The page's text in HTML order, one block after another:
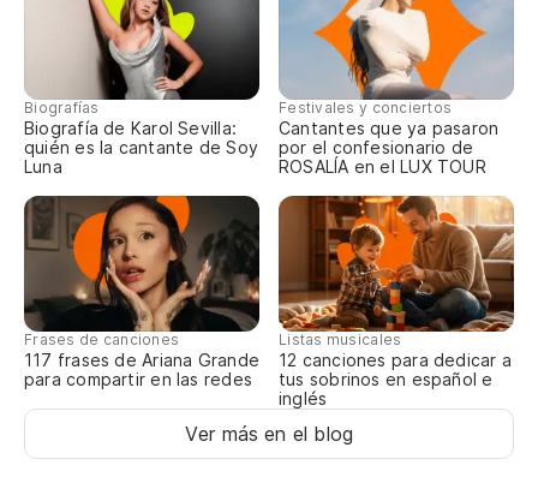
Biografías
Biografía de Karol Sevilla:
quién es la cantante de Soy
Luna
Festivales y conciertos
Cantantes que ya pasaron
por el confesionario de
ROSALÍA en el LUX TOUR
Frases de canciones
117 frases de Ariana Grande
para compartir en las redes
Listas musicales
12 canciones para dedicar a
tus sobrinos en español e
inglés
Ver más en el blog